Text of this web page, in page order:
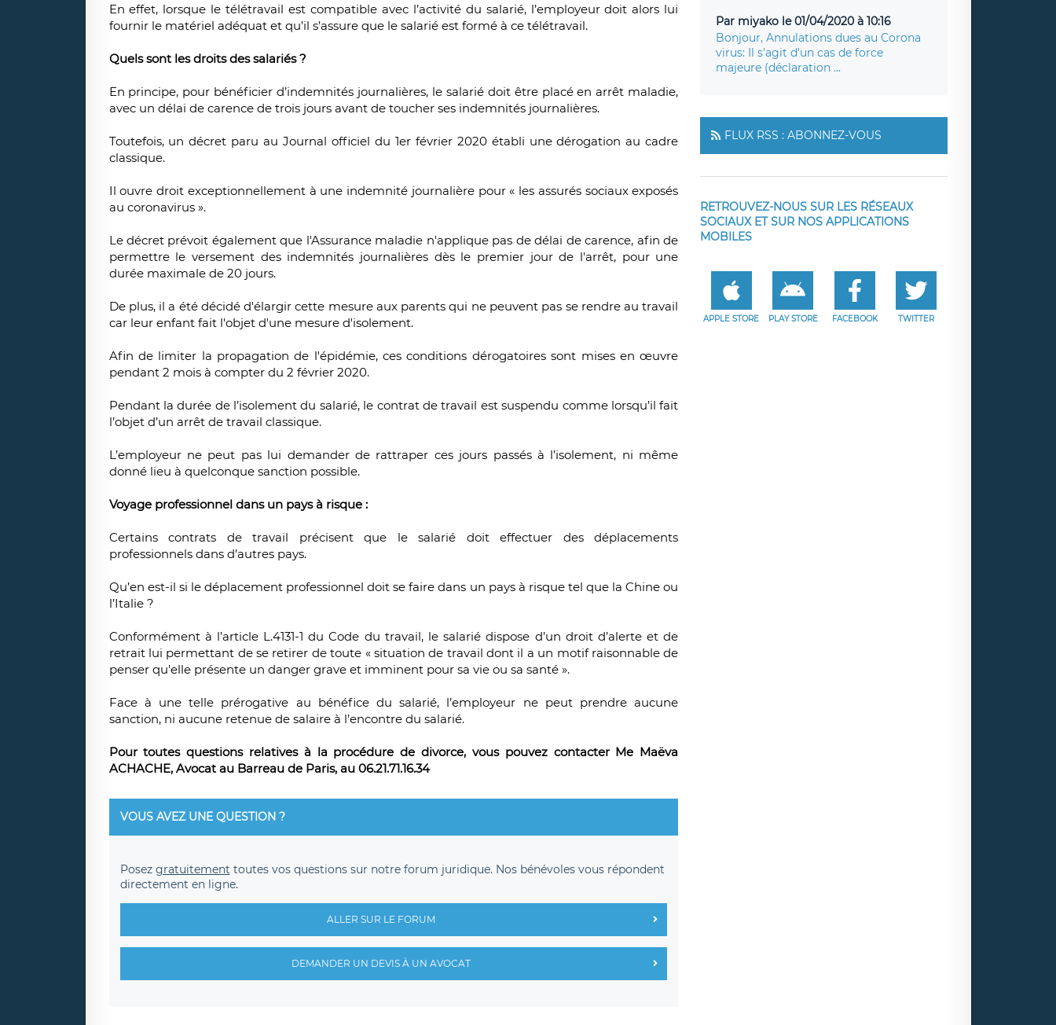
En effet, lorsque le télétravail est compatible avec l’activité du salarié, l’employeur doit alors lui
fournir le matériel adéquat et qu’il s’assure que le salarié est formé à ce télétravail.
Quels sont les droits des salariés ?
En principe, pour bénéficier d’indemnités journalières, le salarié doit être placé en arrêt maladie,
avec un délai de carence de trois jours avant de toucher ses indemnités journalières.
Toutefois, un décret paru au Journal officiel du 1er février 2020 établi une dérogation au cadre
classique.
Il ouvre droit exceptionnellement à une indemnité journalière pour « les assurés sociaux exposés
au coronavirus ».
Le décret prévoit également que l'Assurance maladie n'applique pas de délai de carence, afin de
permettre le versement des indemnités journalières dès le premier jour de l'arrêt, pour une
durée maximale de 20 jours.
De plus, il a été décidé d'élargir cette mesure aux parents qui ne peuvent pas se rendre au travail
car leur enfant fait l'objet d'une mesure d'isolement.
Afin de limiter la propagation de l'épidémie, ces conditions dérogatoires sont mises en œuvre
pendant 2 mois à compter du 2 février 2020.
Pendant la durée de l’isolement du salarié, le contrat de travail est suspendu comme lorsqu’il fait
l’objet d’un arrêt de travail classique.
L’employeur ne peut pas lui demander de rattraper ces jours passés à l’isolement, ni même
donné lieu à quelconque sanction possible.
Voyage professionnel dans un pays à risque :
Certains contrats de travail précisent que le salarié doit effectuer des déplacements
professionnels dans d’autres pays.
Qu’en est-il si le déplacement professionnel doit se faire dans un pays à risque tel que la Chine ou
l’Italie ?
Conformément à l’article L.4131-1 du Code du travail, le salarié dispose d’un droit d’alerte et de
retrait lui permettant de se retirer de toute « situation de travail dont il a un motif raisonnable de
penser qu'elle présente un danger grave et imminent pour sa vie ou sa santé ».
Face à une telle prérogative au bénéfice du salarié, l’employeur ne peut prendre aucune
sanction, ni aucune retenue de salaire à l’encontre du salarié.
Pour toutes questions relatives à la procédure de divorce, vous pouvez contacter Me Maëva
ACHACHE, Avocat au Barreau de Paris, au 06.21.71.16.34
VOUS AVEZ UNE QUESTION ?
Posez gratuitement toutes vos questions sur notre forum juridique. Nos bénévoles vous répondent
directement en ligne.
ALLER SUR LE FORUM
DEMANDER UN DEVIS À UN AVOCAT
Par miyako le 01/04/2020 à 10:16
Bonjour, Annulations dues au Corona
virus: Il s'agit d'un cas de force
majeure (déclaration ...
FLUX RSS : ABONNEZ-VOUS
RETROUVEZ-NOUS SUR LES RÉSEAUX
SOCIAUX ET SUR NOS APPLICATIONS
MOBILES
APPLE STORE PLAY STORE FACEBOOK TWITTER